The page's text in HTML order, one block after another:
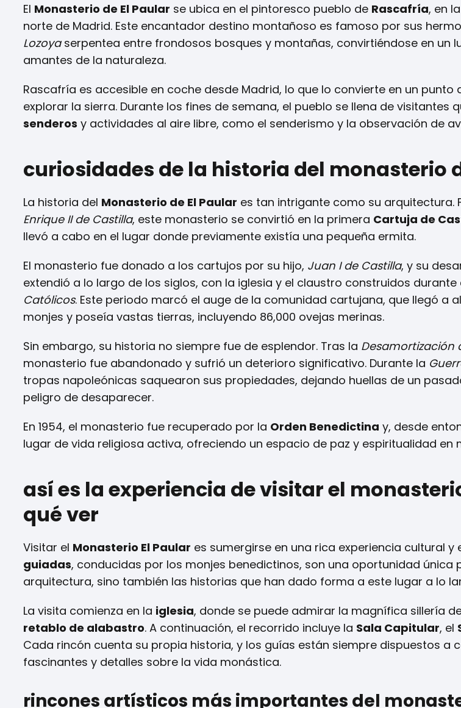
El Monasterio de El Paular se ubica en el pintoresco pueblo de Rascafría, en
norte de Madrid. Este encantador destino montañoso es famoso por sus
Lozoyaserpentea entre frondosos bosques y montañas, convirtiéndose en un
amantes de la naturaleza.
Rascafría es accesible en coche desde Madrid, lo que lo convierte en un
explorar la sierra. Durante los fines de semana, el pueblo se llena de visitantes
senderos y actividades al aire libre, como el senderismo y la observación de
curiosidades de la historia del monasterio
La historia del Monasterio de El Paular es tan intrigante como su arquitectura.
Enrique II de Castilla, este monasterio se convirtió en la primera Cartuja de
llevó a cabo en el lugar donde previamente existía una pequeña ermita.
El monasterio fue donado a los cartujos por su hijo, Juan I de Castilla, y su
extendió a lo largo de los siglos, con la iglesia y el claustro construidos durante
Católicos. Este periodo marcó el auge de la comunidad cartujana, que llegó a
monjes y poseía vastas tierras, incluyendo 86,000 ovejas merinas.
Sin embargo, su historia no siempre fue de esplendor. Tras la Desamortización
monasterio fue abandonado y sufrió un deterioro significativo. Durante la
tropas napoleónicas saquearon sus propiedades, dejando huellas de un
peligro de desaparecer.
En 1954, el monasterio fue recuperado por la Orden Benedictina y, desde
lugar de vida religiosa activa, ofreciendo un espacio de paz y espiritualidad en
así es la experiencia de visitar el
qué ver
Visitar el Monasterio El Paular es sumergirse en una rica experiencia cultural y
guiadas, conducidas por los monjes benedictinos, son una oportunidad única
arquitectura, sino también las historias que han dado forma a este lugar a lo
La visita comienza en la iglesia, donde se puede admirar la magnífica sillería
retablo de alabastro. A continuación, el recorrido incluye la Sala Capitular, el
Cada rincón cuenta su propia historia, y los guías están siempre dispuestos a
fascinantes y detalles sobre la vida monástica.
rincones artísticos más importantes del